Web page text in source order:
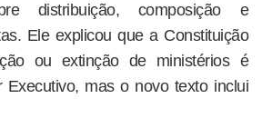
distribuição, composição e
Ele explicou que a Constituição
ou extinção de ministérios é
Executivo, mas o novo texto inclui